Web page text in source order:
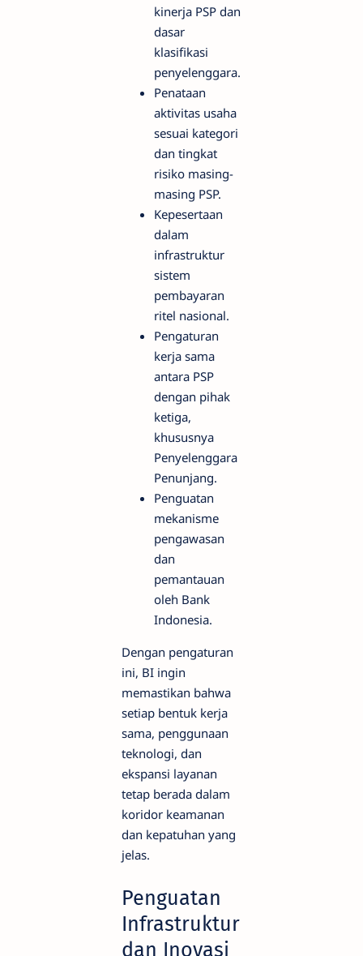
kinerja PSP dan
dasar
klasifikasi
penyelenggara.
Penataan
aktivitas usaha
sesuai kategori
dan tingkat
risiko masing-
masing PSP.
Kepesertaan
dalam
infrastruktur
sistem
pembayaran
ritel nasional.
Pengaturan
kerja sama
antara PSP
dengan pihak
ketiga,
khususnya
Penyelenggara
Penunjang.
Penguatan
mekanisme
pengawasan
dan
pemantauan
oleh Bank
Indonesia.
Dengan pengaturan
ini, BI ingin
memastikan bahwa
setiap bentuk kerja
sama, penggunaan
teknologi, dan
ekspansi layanan
tetap berada dalam
koridor keamanan
dan kepatuhan yang
jelas.
Penguatan
Infrastruktur
dan Inovasi